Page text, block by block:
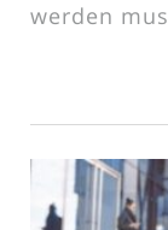
werden